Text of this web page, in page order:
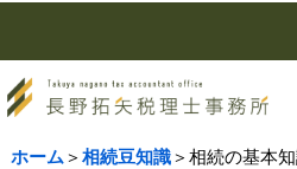
ホーム ＞ 相続豆知識＞相続の基本